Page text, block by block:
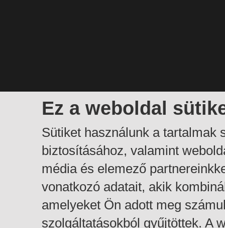
Ez a weboldal
Sütiket használunk a tartalmak
biztosításához, valamint
média és elemező
vonatkozó adatait, akik
amelyeket Ön adott meg
szolgáltatásokból gyűjtöttek. A